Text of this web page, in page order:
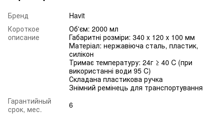
Бренд
Havit
Короткое
описание
Об'єм: 2000 мл
Габаритні розміри: 340 x 120 x 100 мм
Матеріал: нержавіюча сталь, пластик,
силікон
Тримає температуру: 24г ≥ 40 C (при
використанні води 95 C)
Складана пластикова ручка
Знімний ремінець для транспортування
Гарантийный
срок, мес.
6